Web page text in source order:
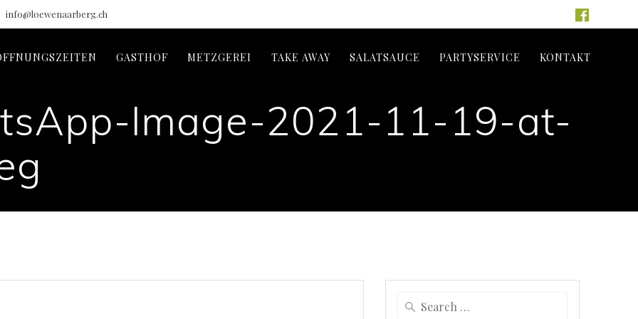
info@loewenaarberg.ch
GASTHOF METZGEREI TAKE AWAY SALATSAUCE PARTYSERVICE KONTAKT
Image-2021-11-19-at-
Search